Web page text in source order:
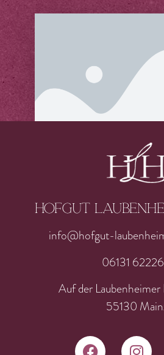
Hofgut
info@hofgut-
06131
Auf der
55130